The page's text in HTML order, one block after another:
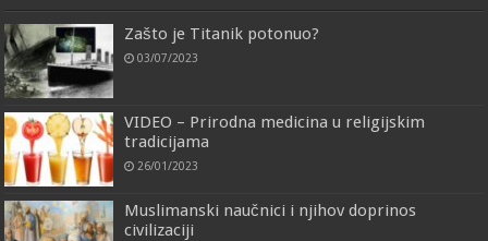
Zašto je Titanik potonuo?
03/07/2023
VIDEO – Prirodna medicina u religijskim
tradicijama
26/01/2023
Muslimanski naučnici i njihov doprinos
civilizaciji